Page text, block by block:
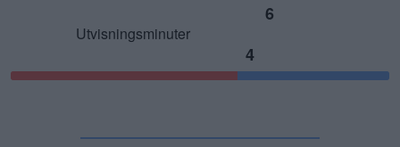
6
Utvisningsminuter
4